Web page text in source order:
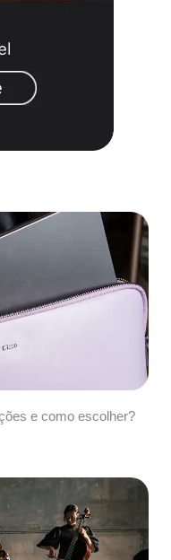
e como escolher?